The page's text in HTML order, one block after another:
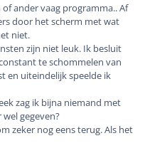
of ander vaag programma.. Af
door het scherm met wat
niet.
zijn niet leuk. Ik besluit
te schommelen van
en uiteindelijk speelde ik
zag ik bijna niemand met
gegeven?
zeker nog eens terug. Als het